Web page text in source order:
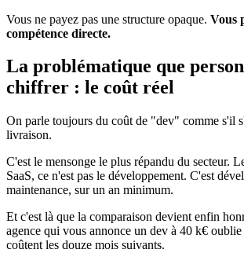
Vous ne payez pas une structure opaque. Vous
compétence directe.
La problématique que
chiffrer : le coût réel
On parle toujours du coût de "dev" comme s'il
livraison.
C'est le mensonge le plus répandu du secteur.
SaaS, ce n'est pas le développement. C'est
maintenance, sur un an minimum.
Et c'est là que la comparaison devient enfin
agence qui vous annonce un dev à 40 k€
coûtent les douze mois suivants.